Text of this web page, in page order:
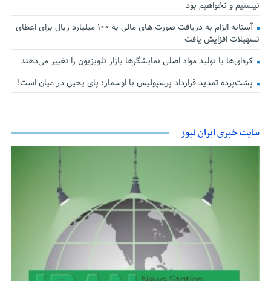
نیستیم و نخواهیم بود
آستانه الزام به دریافت صورت های مالی به ۱۰۰ میلیارد ریال برای اعطای
تسهیلات افزایش یافت
کره‌ای‌ها با تولید مواد اصلی نمایشگرها بازار تلویزیون را تغییر می‌دهند
پشت‌پرده تمدید قرارداد پرسپولیس با اوسمار؛ پای یحیی در میان است!
سایت خبری ایران نیوز